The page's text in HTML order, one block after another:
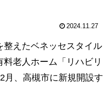
2024.11.27
えたベネッセスタイル
老人ホーム「リハビリ
月、高槻市に新規開設す